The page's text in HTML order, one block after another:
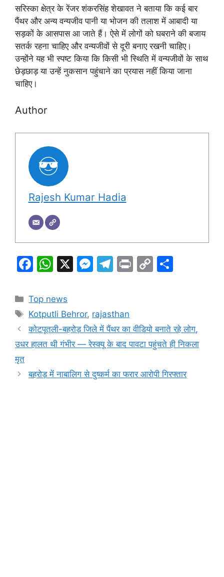
सरिस्का क्षेत्र के रेंजर शंकरसिंह शेखावत ने बताया कि कई बार
पैंथर और अन्य वन्यजीव पानी या भोजन की तलाश में आबादी या
सड़कों के आसपास आ जाते हैं। ऐसे में लोगों को घबराने की बजाय
सतर्क रहना चाहिए और वन्यजीवों से दूरी बनाए रखनी चाहिए।
उन्होंने यह भी स्पष्ट किया कि किसी भी स्थिति में वन्यजीवों के साथ
छेड़छाड़ या उन्हें नुकसान पहुंचाने का प्रयास नहीं किया जाना
चाहिए।
Author
Rajesh Kumar Hadia
F
c
e
b
o
k
W
at
s
A
p
X
M
s
e
n
er
T
gr
a
m
Pr C
Li
n
Categories
Top news
Tags
Kotputli Behror, rajasthan
कोटपूतली-बहरोड़ जिले में पैंथर का वीडियो बनाते रहे लोग,
उधर हालत थी गंभीर — रेस्क्यू के बाद पावटा पहुंचते ही निकला
मृत
बहरोड़ में नाबालिग से दुष्कर्म का फरार आरोपी गिरफ्तार